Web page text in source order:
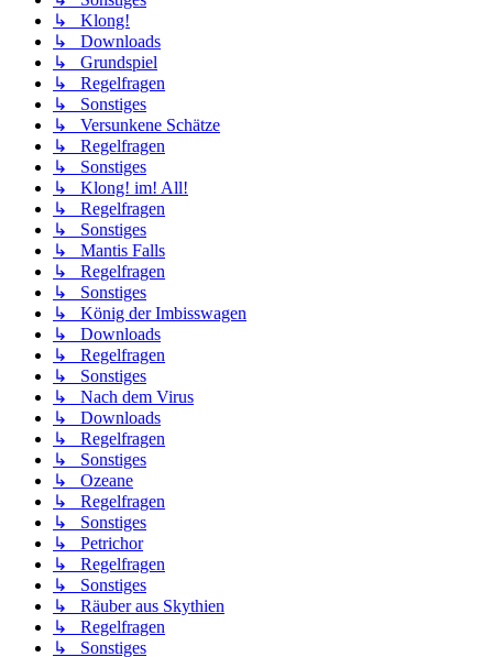
↳ Klong!
↳ Downloads
↳ Grundspiel
↳ Regelfragen
↳ Sonstiges
↳ Versunkene Schätze
↳ Regelfragen
↳ Sonstiges
↳ Klong! im! All!
↳ Regelfragen
↳ Sonstiges
↳ Mantis Falls
↳ Regelfragen
↳ Sonstiges
↳ König der Imbisswagen
↳ Downloads
↳ Regelfragen
↳ Sonstiges
↳ Nach dem Virus
↳ Downloads
↳ Regelfragen
↳ Sonstiges
↳ Ozeane
↳ Regelfragen
↳ Sonstiges
↳ Petrichor
↳ Regelfragen
↳ Sonstiges
↳ Räuber aus Skythien
↳ Regelfragen
↳ Sonstiges